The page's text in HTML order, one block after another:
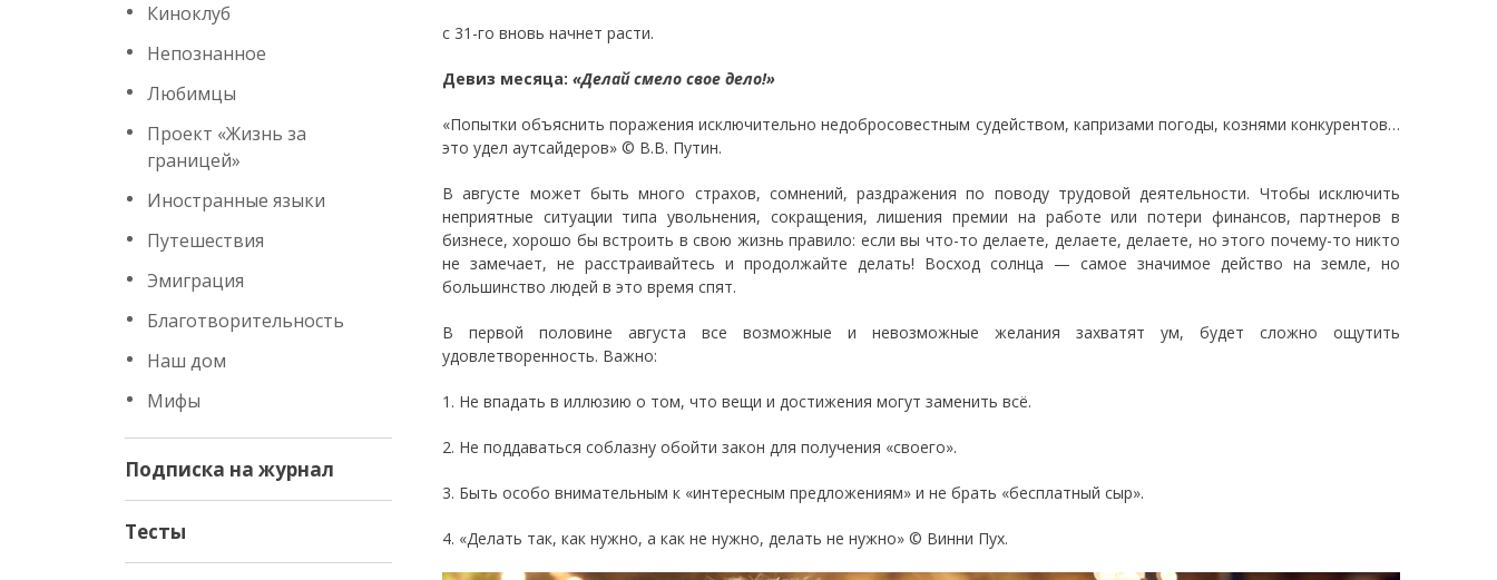
Киноклуб
Непознанное
Любимцы
Проект «Жизнь за
границей»
Иностранные языки
Путешествия
Эмиграция
Благотворительность
Наш дом
Мифы
Подписка на журнал
Тесты
с 31-го вновь начнет расти.
Девиз месяца: «Делай смело свое дело!»
«Попытки объяснить поражения исключительно недобросовестным судейством, капризами погоды, кознями конкурентов…
это удел аутсайдеров» © В.В. Путин.
В августе может быть много страхов, сомнений, раздражения по поводу трудовой деятельности. Чтобы исключить
неприятные ситуации типа увольнения, сокращения, лишения премии на работе или потери финансов, партнеров в
бизнесе, хорошо бы встроить в свою жизнь правило: если вы что-то делаете, делаете, делаете, но этого почему-то никто
не замечает, не расстраивайтесь и продолжайте делать! Восход солнца — самое значимое действо на земле, но
большинство людей в это время спят.
В первой половине августа все возможные и невозможные желания захватят ум, будет сложно ощутить
удовлетворенность. Важно:
1. Не впадать в иллюзию о том, что вещи и достижения могут заменить всё.
2. Не поддаваться соблазну обойти закон для получения «своего».
3. Быть особо внимательным к «интересным предложениям» и не брать «бесплатный сыр».
4. «Делать так, как нужно, а как не нужно, делать не нужно» © Винни Пух.